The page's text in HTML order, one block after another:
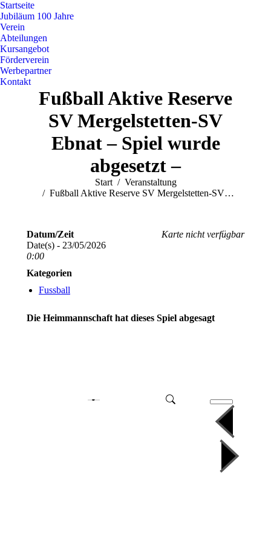
Startseite
Jubiläum 100 Jahre
Verein
Abteilungen
Kursangebot
Förderverein
Werbepartner
Kontakt
Fußball Aktive Reserve
SV Mergelstetten-SV
Ebnat – Spiel wurde
abgesetzt –
Sie befinden sich hier:
Start
Veranstaltung
Fußball Aktive Reserve SV Mergelstetten-SV…
Karte nicht verfügbar
Datum/Zeit
Date(s) - 23/05/2026
0:00
Kategorien
Fussball
Die Heimmannschaft hat dieses Spiel abgesagt